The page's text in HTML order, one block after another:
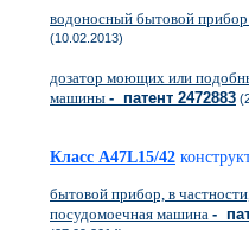
водоносный бытовой прибор
(10.02.2013)
дозатор моющих или
машины - патент 2472883
Класс A47L15/42
бытовой прибор, в
посудомоечная машина -